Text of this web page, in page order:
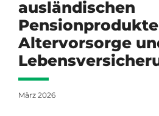
ausländischen
Altervorsorge
März 2026